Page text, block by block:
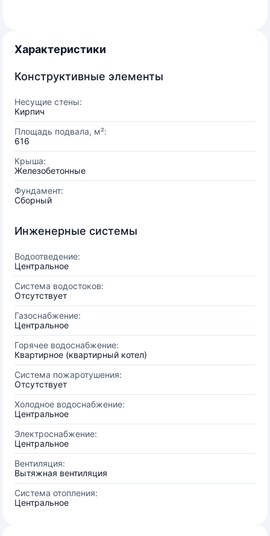
Характеристики
Конструктивные элементы
Несущие стены:
Кирпич
Площадь подвала, м²:
616
Крыша:
Железобетонные
Фундамент:
Сборный
Инженерные системы
Водоотведение:
Центральное
Система водостоков:
Отсутствует
Газоснабжение:
Центральное
Горячее водоснабжение:
Квартирное (квартирный котел)
Система пожаротушения:
Отсутствует
Холодное водоснабжение:
Центральное
Электроснабжение:
Центральное
Вентиляция:
Вытяжная вентиляция
Система отопления:
Центральное